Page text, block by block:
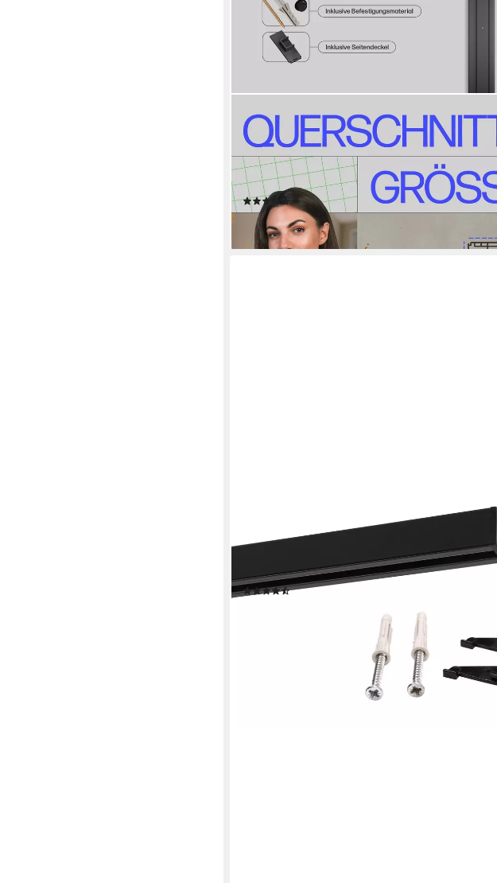
BESTLIVINGS
Gardinenschiene Komplettset schwarz 90-480
läufig, 90 cm, mit Bohren, verschraubt, Kunststoff,
pflegeleicht, formstabil, optisch dezent, inkl.
Befestigungsset
(6)
ab 9,99 €
lieferbar - in 3-4 Werktagen bei dir
Gardinenschiene Innenlauf Square eckig flach, 1-
kürzbar, Wunschmaßlänge, Bohren,
Aluminium, Flächenvorhang Schiene
Vorhänge mit Spannriegel
(39)
lieferbar - in 3-4 Werktagen bei dir